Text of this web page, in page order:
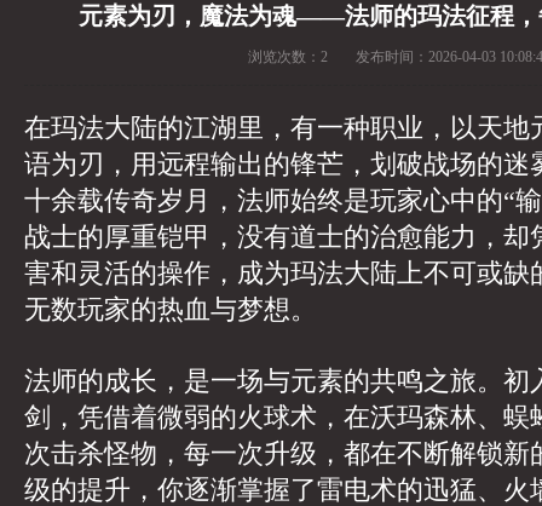
元素为刃，魔法为魂——法师的玛法征程，
浏览次数： 2 发布时间： 2026-04-03
在玛法大陆的江湖里，有一种职业，以天地
语为刃，用远程输出的锋芒，划破战场的迷
十余载传奇岁月，法师始终是玩家心中的“
战士的厚重铠甲，没有道士的治愈能力，却
害和灵活的操作，成为玛法大陆上不可或缺
无数玩家的热血与梦想。
法师的成长，是一场与元素的共鸣之旅。初
剑，凭借着微弱的火球术，在沃玛森林、蜈
次击杀怪物，每一次升级，都在不断解锁新
级的提升，你逐渐掌握了雷电术的迅猛、火